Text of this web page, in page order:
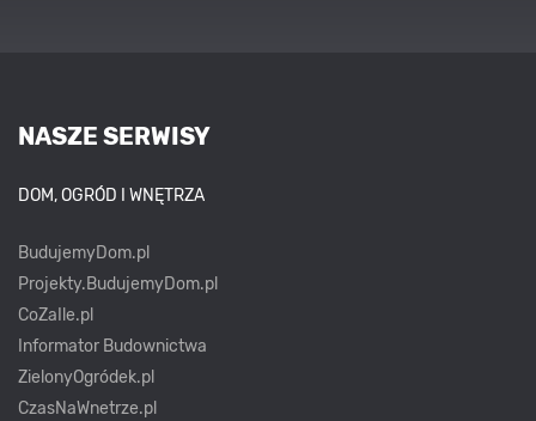
NASZE SERWISY
DOM, OGRÓD I WNĘTRZA
BudujemyDom.pl
Projekty.BudujemyDom.pl
CoZaIle.pl
Informator Budownictwa
ZielonyOgródek.pl
CzasNaWnetrze.pl